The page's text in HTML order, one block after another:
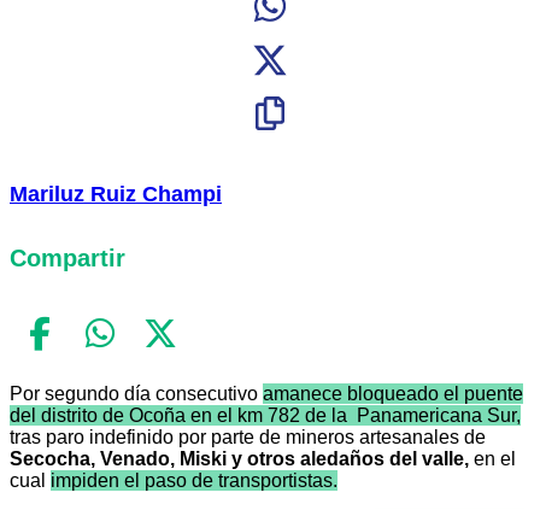
Mariluz Ruiz Champi
Compartir
Por segundo día consecutivo amanece bloqueado el puente
del distrito de Ocoña en el km 782 de la Panamericana Sur,
tras paro indefinido por parte de mineros artesanales de
Secocha, Venado, Miski y otros aledaños del valle, en el
cual impiden el paso de transportistas.